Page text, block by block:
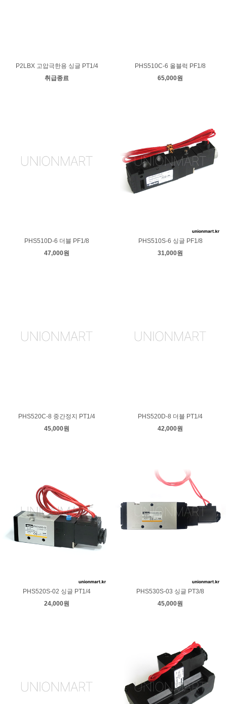
P2LBX 고압극한용 싱글 PT1/4
취급종료
PHS510C-6 올블럭 PF1/8
65,000원
PHS510D-6 더블 PF1/8
47,000원
PHS510S-6 싱글 PF1/8
31,000원
PHS520C-8 중간정지 PT1/4
45,000원
PHS520D-8 더블 PT1/4
42,000원
PHS520S-02 싱글 PT1/4
24,000원
PHS530S-03 싱글 PT3/8
45,000원